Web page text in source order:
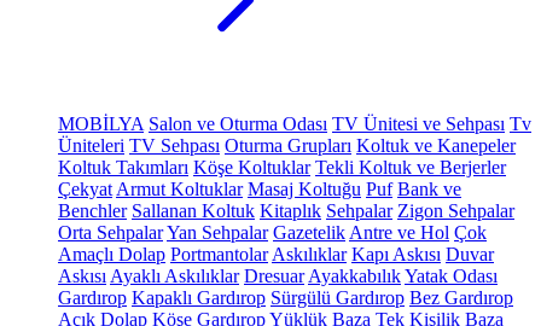
MOBİLYA Salon ve Oturma Odası TV Ünitesi ve Sehpası Tv
Üniteleri TV Sehpası Oturma Grupları Koltuk ve Kanepeler
Koltuk Takımları Köşe Koltuklar Tekli Koltuk ve Berjerler
Çekyat Armut Koltuklar Masaj Koltuğu Puf Bank ve
Benchler Sallanan Koltuk Kitaplık Sehpalar Zigon Sehpalar
Orta SehpalarYan Sehpalar Gazetelik Antre ve Hol Çok
Amaçlı Dolap Portmantolar Askılıklar Kapı Askısı Duvar
Askısı Ayaklı Askılıklar Dresuar AyakkabılıkYatak Odası
Gardırop Kapaklı Gardırop Sürgülü Gardırop Bez Gardırop
Açık Dolap Köşe GardıropYüklük Baza Tek Kişilik Baza